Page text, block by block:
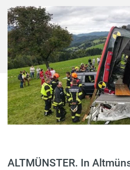
ALTMÜNSTER. In